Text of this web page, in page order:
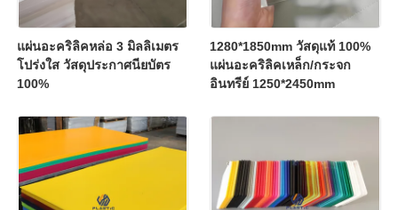
แผ่นอะคริลิคหล่อ 3 มิลลิเมตร
โปร่งใส วัสดุประกาศนียบัตร
100%
1280*1850mm วัสดุแท้ 100%
แผ่นอะคริลิคเหล็ก/กระจก
อินทรีย์ 1250*2450mm